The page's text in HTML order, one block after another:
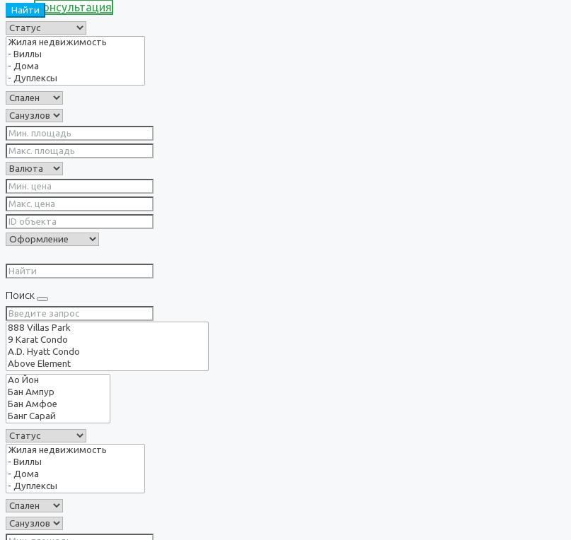
Консультация
Найти
Поиск